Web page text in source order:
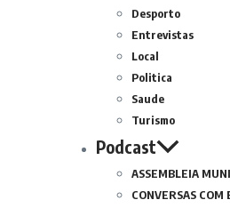
Desporto
Entrevistas
Local
Politica
Saude
Turismo
Podcast
ASSEMBLEIA
CONVERSAS COM